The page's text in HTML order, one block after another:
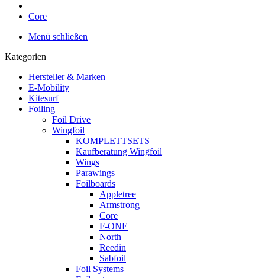
Core
Menü schließen
Kategorien
Hersteller & Marken
E-Mobility
Kitesurf
Foiling
Foil Drive
Wingfoil
KOMPLETTSETS
Kaufberatung Wingfoil
Wings
Parawings
Foilboards
Appletree
Armstrong
Core
F-ONE
North
Reedin
Sabfoil
Foil Systems